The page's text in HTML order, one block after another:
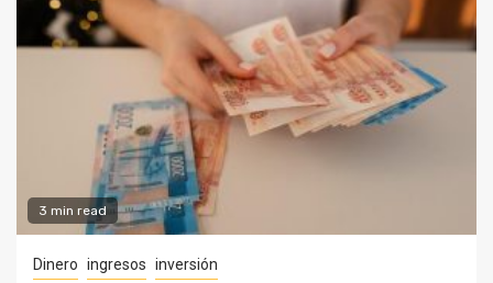
3 min read
Dinero ingresos inversión